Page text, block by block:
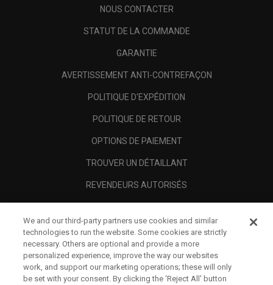
NOUS CONTACTER
STATUT DE LA COMMANDE
GARANTIE
AVERTISSEMENT ANTI-CONTREFAÇON
POLITIQUE D'EXPÉDITION
POLITIQUE DE RETOUR
OPTIONS DE PAIEMENT
TROUVER UN DÉTAILLANT
REVENDEURS AUTORISÉS
A PROPOS
MENTIONS LÉGALES
We and our third-party partners use cookies and similar
technologies to run the website. Some cookies are strictly
necessary. Others are optional and provide a more
personalized experience, improve the way our websites
work, and support our marketing operations; these will only
be set with your consent. By clicking the ‘Reject All' button